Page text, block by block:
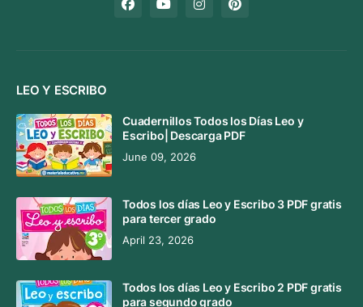
LEO Y ESCRIBO
Cuadernillos Todos los Días Leo y
Escribo| Descarga PDF
June 09, 2026
Todos los días Leo y Escribo 3 PDF gratis
para tercer grado
April 23, 2026
Todos los días Leo y Escribo 2 PDF gratis
para segundo grado